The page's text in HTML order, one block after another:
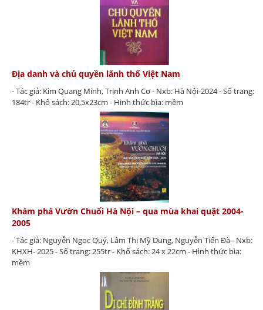
Địa danh và chủ quyền lãnh thổ Việt Nam
- Tác giả: Kim Quang Minh, Trịnh Anh Cơ - Nxb: Hà Nội-2024 - Số trang:
184tr - Khổ sách: 20,5x23cm - Hình thức bìa: mềm
Khám phá Vườn Chuối Hà Nội – qua mùa khai quật 2004-
2005
- Tác giả: Nguyễn Ngọc Quý, Lâm Thị Mỹ Dung, Nguyễn Tiến Đà - Nxb:
KHXH- 2025 - Số trang: 255tr - Khổ sách: 24 x 22cm - Hình thức bìa:
mềm